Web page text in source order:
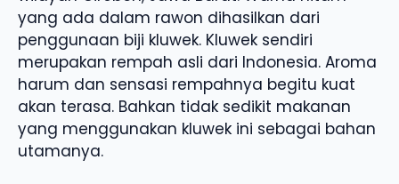
yang ada dalam rawon dihasilkan dari
penggunaan biji kluwek. Kluwek sendiri
merupakan rempah asli dari Indonesia. Aroma
harum dan sensasi rempahnya begitu kuat
akan terasa. Bahkan tidak sedikit makanan
yang menggunakan kluwek ini sebagai bahan
utamanya.